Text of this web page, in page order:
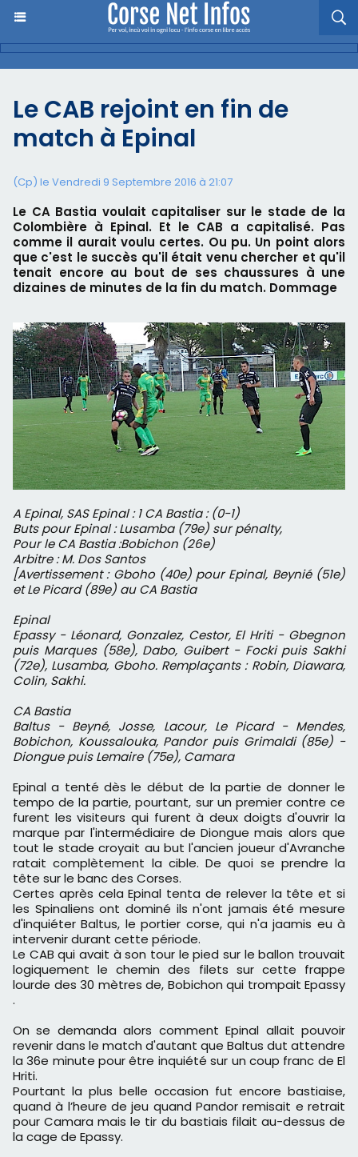
Le CAB rejoint en fin de
match à Epinal
(Cp) le Vendredi 9 Septembre 2016 à 21:07
Le CA Bastia voulait capitaliser sur le stade de la
Colombière à Epinal. Et le CAB a capitalisé. Pas
comme il aurait voulu certes. Ou pu. Un point alors
que c'est le succès qu'il était venu chercher et qu'il
tenait encore au bout de ses chaussures à une
dizaines de minutes de la fin du match. Dommage
A Epinal, SAS Epinal : 1 CA Bastia : (0-1)
Buts pour Epinal : Lusamba (79e) sur pénalty,
Pour le CA Bastia :Bobichon (26e)
Arbitre : M. Dos Santos
[Avertissement : Gboho (40e) pour Epinal, Beynié (51e)
et Le Picard (89e) au CA Bastia
Epinal
Epassy - Léonard, Gonzalez, Cestor, El Hriti - Gbegnon
puis Marques (58e), Dabo, Guibert - Focki puis Sakhi
(72e), Lusamba, Gboho. Remplaçants : Robin, Diawara,
Colin, Sakhi.
CA Bastia
Baltus - Beyné, Josse, Lacour, Le Picard - Mendes,
Bobichon, Koussalouka, Pandor puis Grimaldi (85e) -
Diongue puis Lemaire (75e), Camara
Epinal a tenté dès le début de la partie de donner le
tempo de la partie, pourtant, sur un premier contre ce
furent les visiteurs qui furent à deux doigts d'ouvrir la
marque par l'intermédiaire de Diongue mais alors que
tout le stade croyait au but l'ancien joueur d'Avranche
ratait complètement la cible. De quoi se prendre la
tête sur le banc des Corses.
Certes après cela Epinal tenta de relever la tête et si
les Spinaliens ont dominé ils n'ont jamais été mesure
d'inquiéter Baltus, le portier corse, qui n'a jaamis eu à
intervenir durant cette période.
Le CAB qui avait à son tour le pied sur le ballon trouvait
logiquement le chemin des filets sur cette frappe
lourde des 30 mètres de, Bobichon qui trompait Epassy
.
On se demanda alors comment Epinal allait pouvoir
revenir dans le match d'autant que Baltus dut attendre
la 36e minute pour être inquiété sur un coup franc de El
Hriti.
Pourtant la plus belle occasion fut encore bastiaise,
quand à l’heure de jeu quand Pandor remisait e retrait
pour Camara mais le tir du bastiais filait au-dessus de
la cage de Epassy.